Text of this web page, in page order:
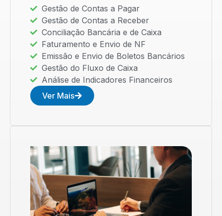
Gestão de Contas a Pagar
Gestão de Contas a Receber
Conciliação Bancária e de Caixa
Faturamento e Envio de NF
Emissão e Envio de Boletos Bancários
Gestão do Fluxo de Caixa
Análise de Indicadores Financeiros
Ver Mais